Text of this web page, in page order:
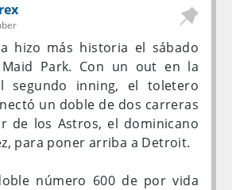
hizo más historia el sábado
Park. Con un out en la
segundo inning, el toletero
un doble de dos carreras
de los Astros, el dominicano
para poner arriba a Detroit.
número 600 de por vida